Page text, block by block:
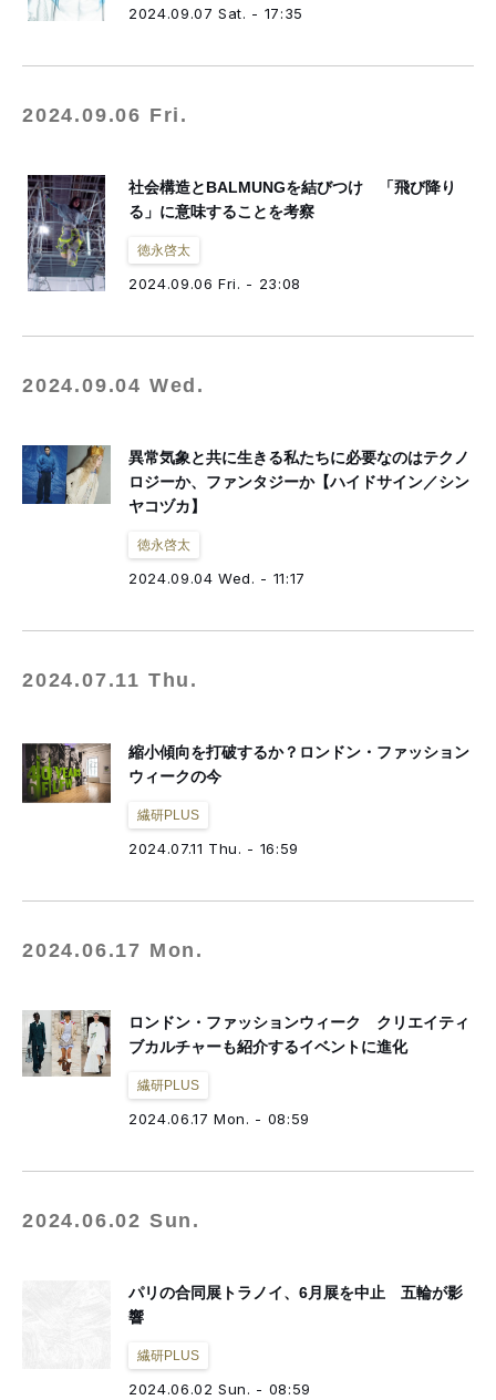
2024.09.07 Sat. - 17:35
2024.09.06 Fri.
社会構造とBALMUNGを結びつけ 「飛び降り
る」に意味することを考察
徳永啓太
2024.09.06 Fri. - 23:08
2024.09.04 Wed.
異常気象と共に生きる私たちに必要なのはテクノ
ロジーか、ファンタジーか【ハイドサイン／シン
ヤコヅカ】
徳永啓太
2024.09.04 Wed. - 11:17
2024.07.11 Thu.
縮小傾向を打破するか？ロンドン・ファッション
ウィークの今
繊研PLUS
2024.07.11 Thu. - 16:59
2024.06.17 Mon.
ロンドン・ファッションウィーク クリエイティ
ブカルチャーも紹介するイベントに進化
繊研PLUS
2024.06.17 Mon. - 08:59
2024.06.02 Sun.
パリの合同展トラノイ、6月展を中止 五輪が影
響
繊研PLUS
2024.06.02 Sun. - 08:59